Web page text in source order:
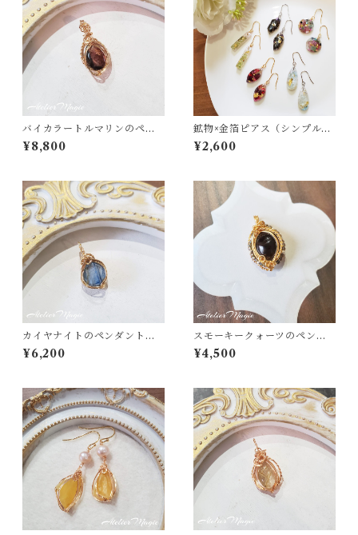
バイカラートルマリンのペン
ダントトップ（14kgfワイヤ
ー）
¥8,800
鉱物×金箔ピアス（シンプルタ
イプ）
¥2,600
カイヤナイトのペンダントト
ップ（14kgf）
¥6,200
スモーキークォーツのペンダ
ントトップ
¥4,500